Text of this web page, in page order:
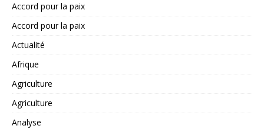
Accord pour la paix
Accord pour la paix
Actualité
Afrique
Agriculture
Agriculture
Analyse